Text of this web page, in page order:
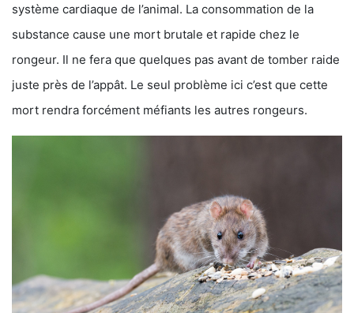
système cardiaque de l’animal. La consommation de la
substance cause une mort brutale et rapide chez le
rongeur. Il ne fera que quelques pas avant de tomber raide
juste près de l’appât. Le seul problème ici c’est que cette
mort rendra forcément méfiants les autres rongeurs.